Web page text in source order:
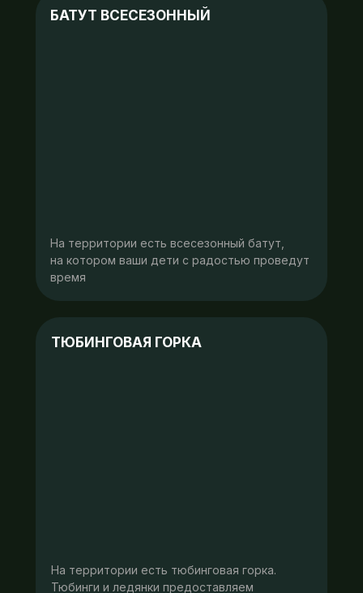
ТЮБИНГОВАЯ ГОРКА
На территории есть тюбинговая горка.
Тюбинги и ледянки предоставляем
На территории есть всесезонный батут,
на котором ваши дети с радостью проведут
время
БАТУТ ВСЕСЕЗОННЫЙ